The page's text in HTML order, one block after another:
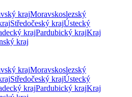
krajMoravskoslezský
Středočeský krajÚstecký
krajPardubický krajKraj
kraj
krajMoravskoslezský
Středočeský krajÚstecký
krajPardubický krajKraj